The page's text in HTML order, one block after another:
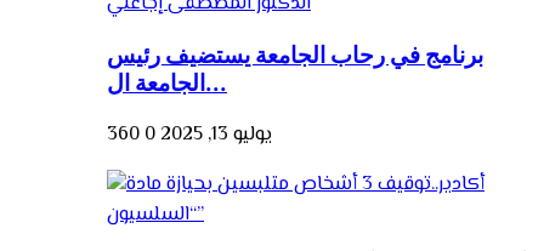
برنامج في رحاب الجامعة يستضيف رئيس
الجامعة ال...
يوليو 13, 2025 0
360